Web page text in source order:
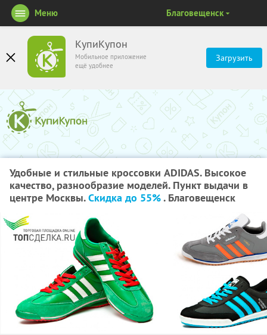
КупиКупон
Мобильное приложение
ещё удобнее
Загрузить
Меню Благовещенск
Удобные и стильные кроссовки ADIDAS. Высокое
качество, разнообразие моделей. Пункт выдачи в
центре Москвы.Скидка до 55%. Благовещенск